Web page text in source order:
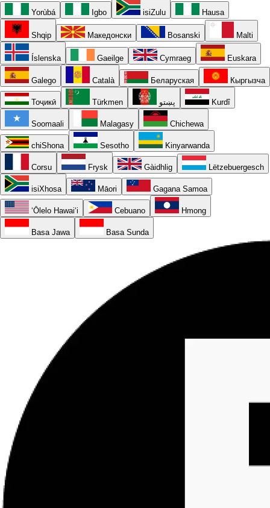
Yorùbá Igbo isiZulu Hausa
Shqip Македонски Bosanski Malti
Íslenska Gaeilge Cymraeg Euskara
Galego Català Беларуская Кыргызча
Тоҷикӣ Türkmen پښتو Kurdî
Soomaali Malagasy Chichewa
chiShona Sesotho Kinyarwanda
Corsu Frysk Gàidhlig Lëtzebuergesch
isiXhosa Māori Gagana Samoa
ʻŌlelo Hawaiʻi Cebuano Hmong
Basa Jawa Basa Sunda